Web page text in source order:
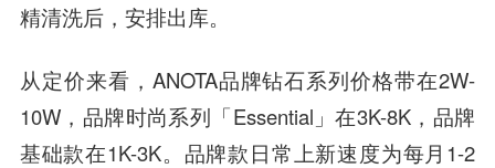
精清洗后，安排出库。
从定价来看 ，ANOTA品牌钻石系列价格带在2W-
10W，品牌时尚系列「Essential」在3K-8K，品牌
基础款在1K-3K。品牌款日常上新速度为每月1-2